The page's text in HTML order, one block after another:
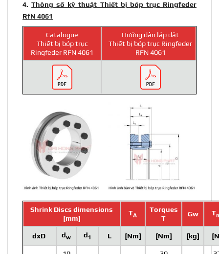
4.Thông số kỹ thuật Thiết bị bóp trục Ringfeder
RfN 4061
Catalogue
Thiết bị bóp trục
Ringfeder RFN 4061
Hướng dẫn lắp đặt
Thiết bị bóp trục Ringfeder
RFN 4061
Shrink Discs dimensions
[mm]
TA
Torques
T
Gw T
dxD dw d1 L [Nm] [Nm] [kg]